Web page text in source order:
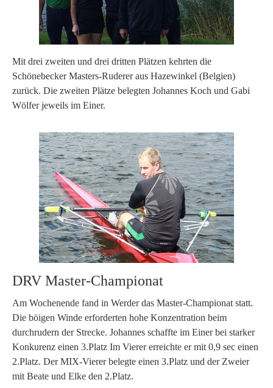
Mit drei zweiten und drei dritten Plätzen kehrten die
Schönebecker Masters-Ruderer aus Hazewinkel (Belgien)
zurück. Die zweiten Plätze belegten Johannes Koch und Gabi
Wölfer jeweils im Einer.
DRV Master-Championat
Am Wochenende fand in Werder das Master-Championat statt.
Die böigen Winde erforderten hohe Konzentration beim
durchrudern der Strecke. Johannes schaffte im Einer bei starker
Konkurenz einen 3.Platz Im Vierer erreichte er mit 0,9 sec einen
2.Platz. Der MIX-Vierer belegte einen 3.Platz und der Zweier
mit Beate und Elke den 2.Platz.